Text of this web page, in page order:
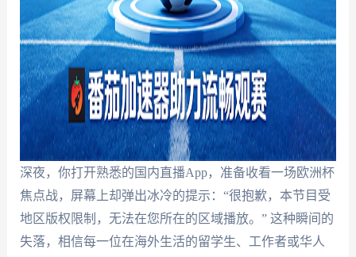
深夜，你打开熟悉的国内直播App，准备收看一场欧洲杯
焦点战，屏幕上却弹出冰冷的提示：“很抱歉，本节目受
地区版权限制，无法在您所在的区域播放。” 这种瞬间的
失落，相信每一位在海外生活的留学生、工作者或华人